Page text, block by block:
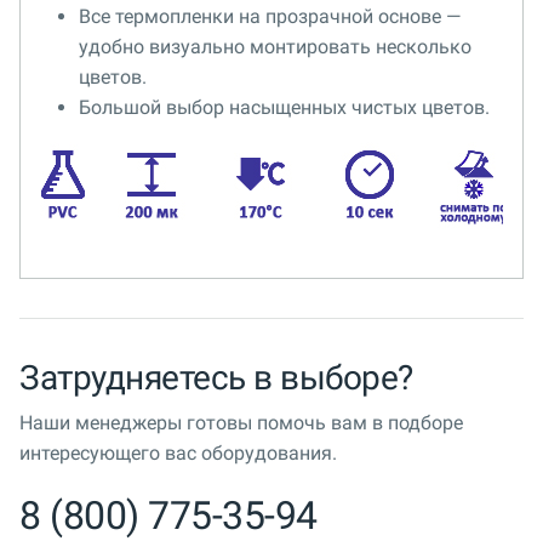
Все термопленки на прозрачной основе —
удобно визуально монтировать несколько
цветов.
Большой выбор насыщенных чистых цветов.
Затрудняетесь в выборе?
Наши менеджеры готовы помочь вам в подборе
интересующего вас оборудования.
8 (800) 775-35-94